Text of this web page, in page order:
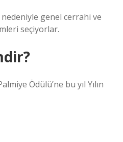
genel cerrahi ve
seçiyorlar.
Ödülü’ne bu yıl Yılın